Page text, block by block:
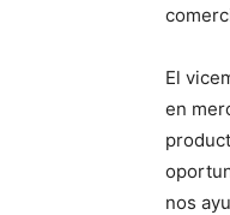
El
en
nos